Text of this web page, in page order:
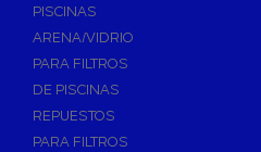
PISCINAS
ARENA/VIDRIO
PARA FILTROS
DE PISCINAS
REPUESTOS
PARA FILTROS